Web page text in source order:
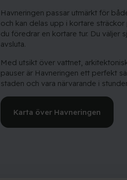
Havneringen passar utmärkt för
och kan delas upp i kortare
du föredrar en kortare tur. Du väljer
avsluta.
Med utsikt över vattnet,
pauser är Havneringen ett perfekt
staden och vara närvarande i
Karta över Havneringen